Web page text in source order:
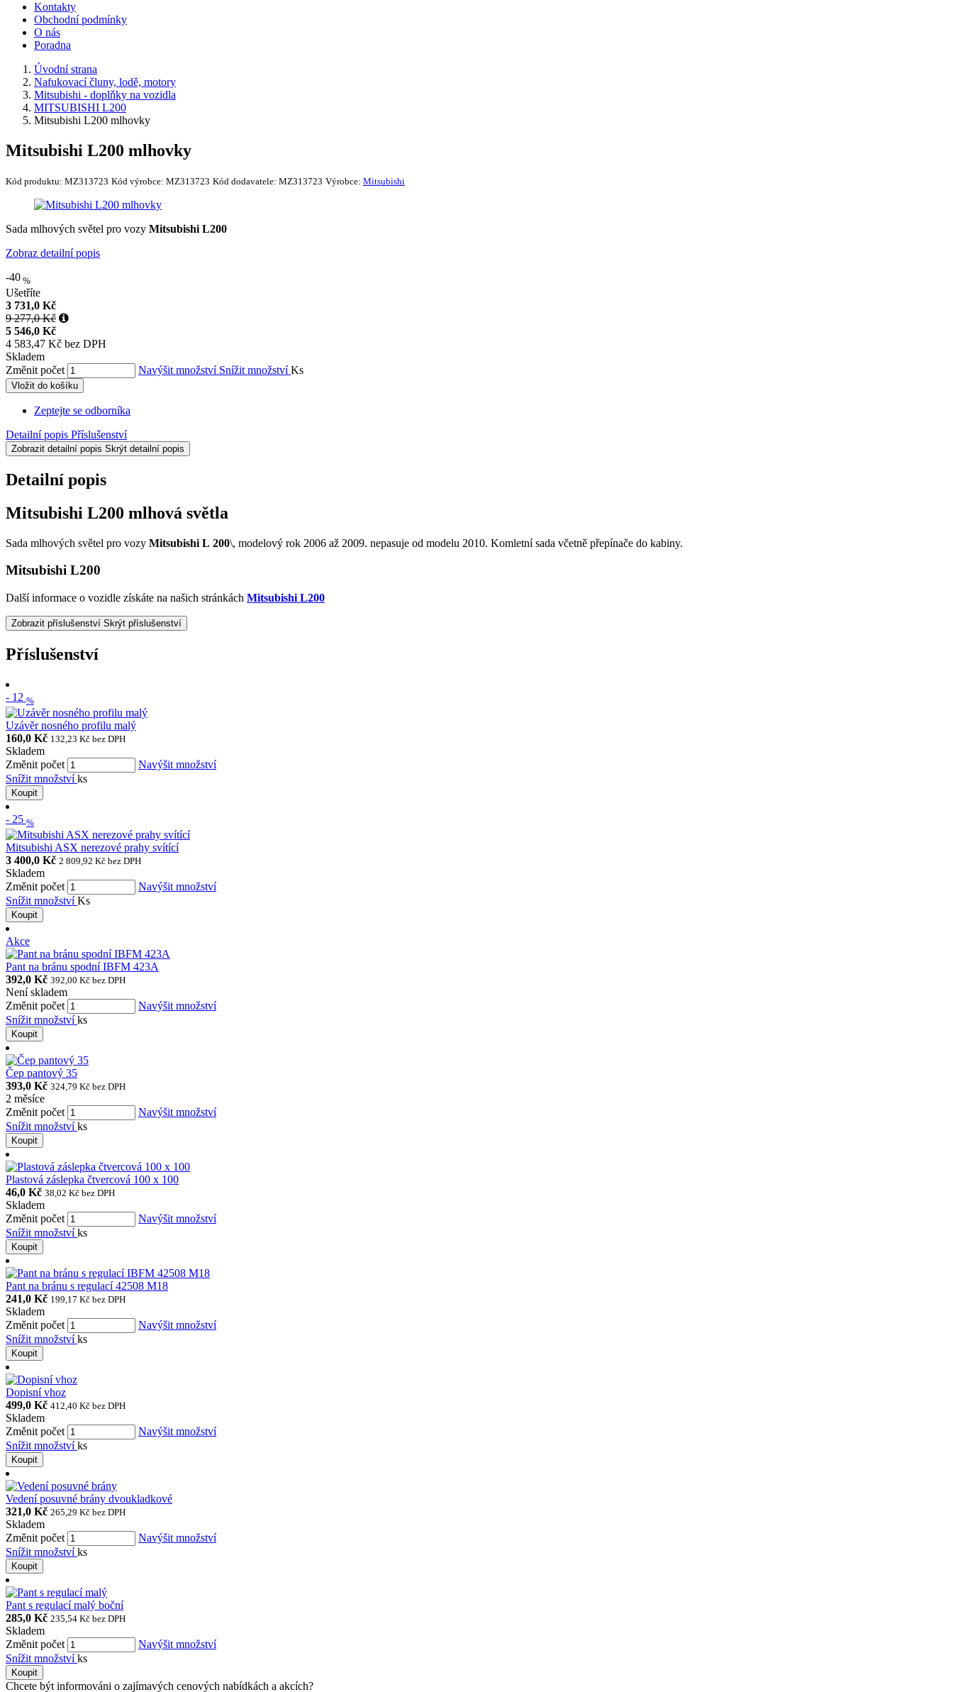
Kontakty
Obchodní podmínky
O nás
Poradna
Úvodní strana
Nafukovací čluny, lodě, motory
Mitsubishi - doplňky na vozidla
MITSUBISHI L200
Mitsubishi L200 mlhovky
Mitsubishi L200 mlhovky
Kód produktu: MZ313723 Kód výrobce: MZ313723 Kód dodavatele: MZ313723 Výrobce: Mitsubishi
Sada mlhových světel pro vozy Mitsubishi L200
Zobraz detailní popis
-40 %
Ušetříte
3 731,0 Kč
9 277,0 Kč
5 546,0 Kč
4 583,47 Kč bez DPH
Skladem
Změnit počet
Navýšit množství Snížit množstvíKs
Vložit do košíku
Zeptejte se odborníka
Detailní popis Příslušenství
Zobrazit detailní popis Skrýt detailní popis
Detailní popis
Mitsubishi L200 mlhová světla
Sada mlhových světel pro vozy Mitsubishi L 200\, modelový rok 2006 až 2009. nepasuje od modelu 2010. Komletní sada včetně přepínače do kabiny.
Mitsubishi L200
Další informace o vozidle získáte na našich stránkách Mitsubishi L200
Zobrazit příslušenství Skrýt příslušenství
Příslušenství
- 12 %
Uzávěr nosného profilu malý
160,0 Kč 132,23 Kč bez DPH
Skladem
Změnit počet
Navýšit množství
Snížit množstvíks
Koupit
- 25 %
Mitsubishi ASX nerezové prahy svítící
3 400,0 Kč 2 809,92 Kč bez DPH
Skladem
Změnit počet
Navýšit množství
Snížit množstvíKs
Koupit
Akce
Pant na bránu spodní IBFM 423A
392,0 Kč 392,00 Kč bez DPH
Není skladem
Změnit počet
Navýšit množství
Snížit množstvíks
Koupit
Čep pantový 35
393,0 Kč 324,79 Kč bez DPH
2 měsíce
Změnit počet
Navýšit množství
Snížit množstvíks
Koupit
Plastová záslepka čtvercová 100 x 100
46,0 Kč 38,02 Kč bez DPH
Skladem
Změnit počet
Navýšit množství
Snížit množstvíks
Koupit
Pant na bránu s regulací 42508 M18
241,0 Kč 199,17 Kč bez DPH
Skladem
Změnit počet
Navýšit množství
Snížit množstvíks
Koupit
Dopisní vhoz
499,0 Kč 412,40 Kč bez DPH
Skladem
Změnit počet
Navýšit množství
Snížit množstvíks
Koupit
Vedení posuvné brány dvoukladkové
321,0 Kč 265,29 Kč bez DPH
Skladem
Změnit počet
Navýšit množství
Snížit množstvíks
Koupit
Pant s regulací malý boční
285,0 Kč 235,54 Kč bez DPH
Skladem
Změnit počet
Navýšit množství
Snížit množstvíks
Koupit
Chcete být informováni o zajímavých cenových nabídkách a akcích?